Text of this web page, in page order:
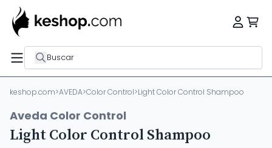
Buscar
keshop.com>AVEDA>Color Control>Light Color Control Shampoo
Aveda Color Control
Light Color Control Shampoo